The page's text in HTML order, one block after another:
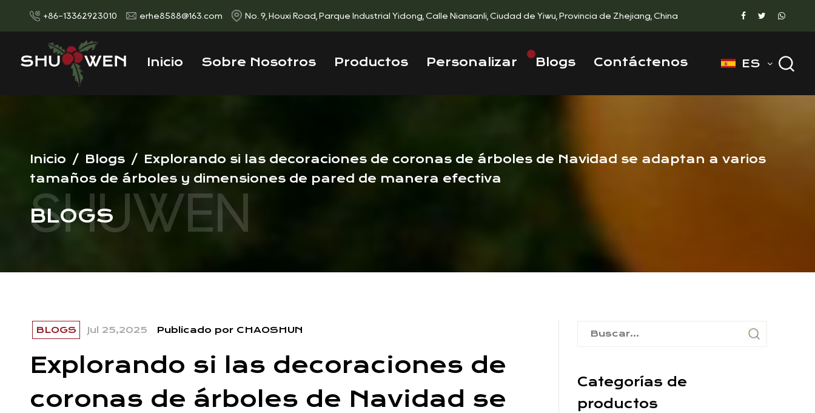
+86-13362923010 erhe8588@163.com No. 9, Houxi Road, Parque Industrial Yidong, Calle Niansanli, Ciudad de Yiwu, Provincia de Zhejiang, China
Inicio Sobre Nosotros Productos Personalizar Blogs Contáctenos ES
Inicio / Blogs / Explorando si las decoraciones de coronas de árboles de Navidad se adaptan a varios
tamaños de árboles y dimensiones de pared de manera efectiva
BLOGS
Categorías de
productos
BLOGS Jul 25,2025 Publicado por CHAOSHUN
Explorando si las decoraciones de
coronas de árboles de Navidad se